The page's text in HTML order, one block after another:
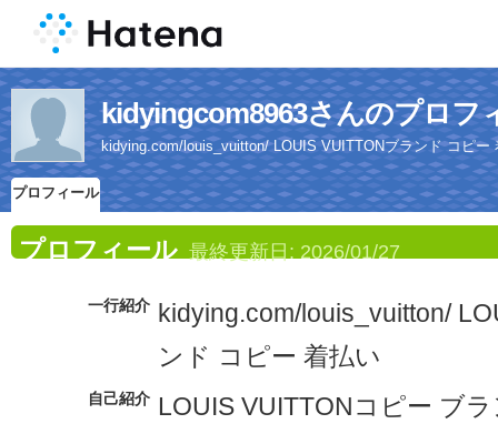
kidyingcom8963さんのプロフ
kidying.com/louis_vuitton/ LOUIS VUITTONブランド コピー
プロフィール
プロフィール 最終更新日: 2026/01/27
一行紹介
kidying.com/louis_vuitton/
ンド コピー 着払い
自己紹介 LOUIS VUITTONコピー ブ